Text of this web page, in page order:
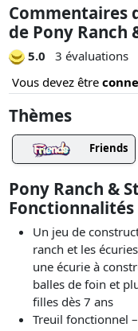
Commentaires
de Pony Ranch
5.0
3 évaluations
Vous devez être
Thèmes
Friends
Pony Ranch &
Fonctionnalités
Un jeu de
ranch et les
une écurie à
balles de foin et
filles dès 7 ans
Treuil fonctionnel